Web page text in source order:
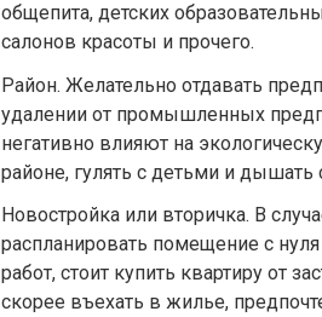
общепита, детских
салонов красоты и прочего.
Район. Желательно отдавать
удалении от промышленных
негативно влияют на
районе, гулять с детьми и
Новостройка или вторичка. В
распланировать помещение с
работ, стоит купить квартиру от
скорее въехать в жилье,